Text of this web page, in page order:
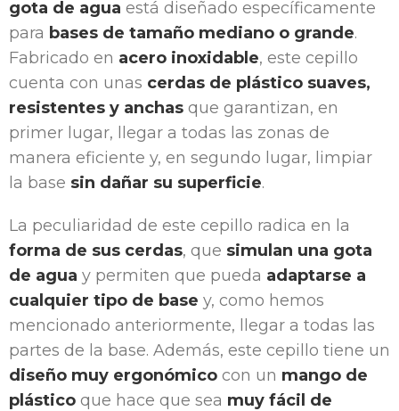
gota de agua está diseñado específicamente
para bases de tamaño mediano o grande.
Fabricado en acero inoxidable, este cepillo
cuenta con unas cerdas de plástico suaves,
resistentes y anchas que garantizan, en
primer lugar, llegar a todas las zonas de
manera eficiente y, en segundo lugar, limpiar
la base sin dañar su superficie.
La peculiaridad de este cepillo radica en la
forma de sus cerdas, que simulan una gota
de agua y permiten que pueda adaptarse a
cualquier tipo de base y, como hemos
mencionado anteriormente, llegar a todas las
partes de la base. Además, este cepillo tiene un
diseño muy ergonómico con un mango de
plástico que hace que sea muy fácil de